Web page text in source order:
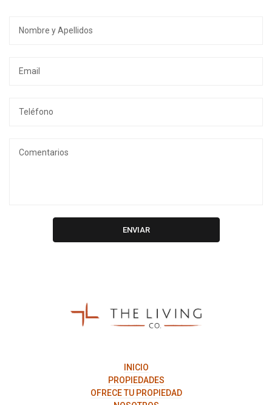
ENVIAR
INICIO
PROPIEDADES
OFRECE TU PROPIEDAD